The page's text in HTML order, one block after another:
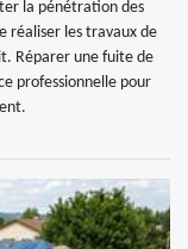
la pénétration des
réaliser les travaux de
Réparer une fuite de
professionnelle pour